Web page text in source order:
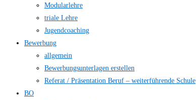
Modularlehre
triale Lehre
Jugendcoaching
Bewerbung
allgemein
Bewerbungsunterlagen erstellen
Referat / Präsentation Beruf – weiterführende Schule
BO